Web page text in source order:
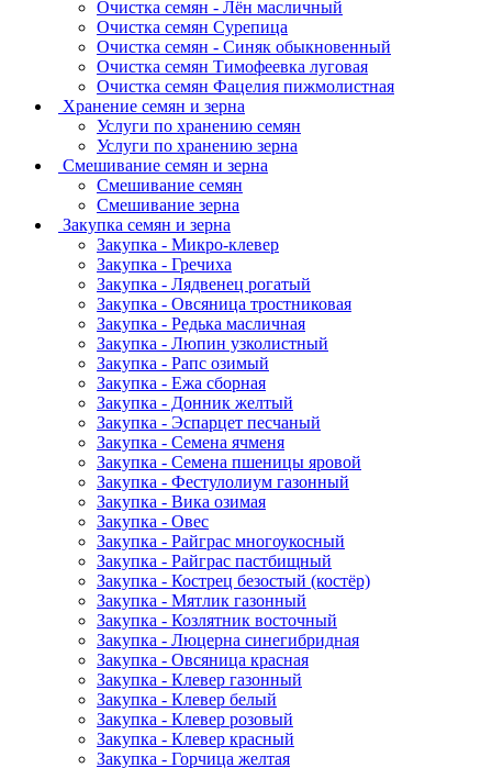
Очистка семян - Лён масличный
Очистка семян Сурепица
Очистка семян - Синяк обыкновенный
Очистка семян Тимофеевка луговая
Очистка семян Фацелия пижмолистная
Хранение семян и зерна
Услуги по хранению семян
Услуги по хранению зерна
Смешивание семян и зерна
Смешивание семян
Смешивание зерна
Закупка семян и зерна
Закупка - Микро-клевер
Закупка - Гречиха
Закупка - Лядвенец рогатый
Закупка - Овсяница тростниковая
Закупка - Редька масличная
Закупка - Люпин узколистный
Закупка - Рапс озимый
Закупка - Ежа сборная
Закупка - Донник желтый
Закупка - Эспарцет песчаный
Закупка - Семена ячменя
Закупка - Семена пшеницы яровой
Закупка - Фестулолиум газонный
Закупка - Вика озимая
Закупка - Овес
Закупка - Райграс многоукосный
Закупка - Райграс пастбищный
Закупка - Кострец безостый (костёр)
Закупка - Мятлик газонный
Закупка - Козлятник восточный
Закупка - Люцерна синегибридная
Закупка - Овсяница красная
Закупка - Клевер газонный
Закупка - Клевер белый
Закупка - Клевер розовый
Закупка - Клевер красный
Закупка - Горчица желтая